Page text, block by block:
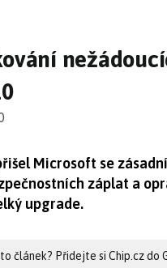
Microsoft se
záplat a
upgrade.
článek? Přidejte si Chip.cz do